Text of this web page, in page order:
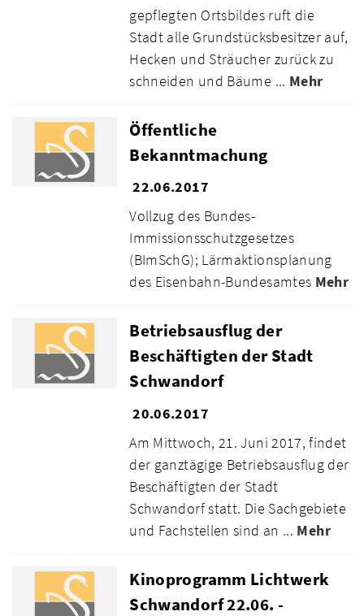
gepflegten Ortsbildes ruft die
Stadt alle Grundstücksbesitzer auf,
Hecken und Sträucher zurück zu
schneiden und Bäume ... Mehr
Öffentliche
Bekanntmachung
22.06.2017
Vollzug des Bundes-
Immissionsschutzgesetzes
(BImSchG); Lärmaktionsplanung
des Eisenbahn-Bundesamtes Mehr
Betriebsausflug der
Beschäftigten der Stadt
Schwandorf
20.06.2017
Am Mittwoch, 21. Juni 2017, findet
der ganztägige Betriebsausflug der
Beschäftigten der Stadt
Schwandorf statt. Die Sachgebiete
und Fachstellen sind an ... Mehr
Kinoprogramm Lichtwerk
Schwandorf 22.06. -